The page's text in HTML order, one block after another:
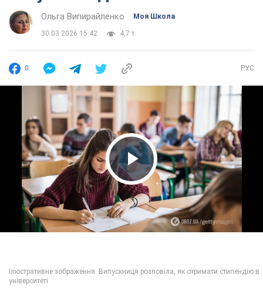
Ольга Випирайленко Моя Школа
30.03.2026 15:42 4,7 т.
0 РУС
Play Video